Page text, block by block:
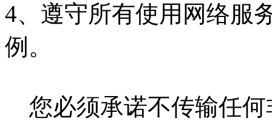
4、遵守所有使用网络服
例。
您必须承诺不传输任何